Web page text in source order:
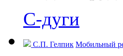
С-дуги
С.П. Гелпик Мобильный